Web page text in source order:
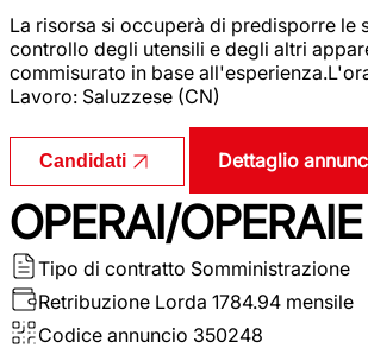
La risorsa si occuperà di predisporre le
controllo degli utensili e degli altri
commisurato in base
Lavoro: Saluzzese (CN)
Candidati Dettaglio
OPERAI/
Tipo di contratto Somministrazione
Retribuzione Lorda 1784.94 mensile
Codice annuncio 350248